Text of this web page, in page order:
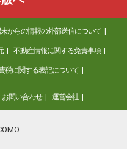
からの情報の外部送信について
不動産情報に関する免責事項
税に関する表記について
お問い合わせ 運営会社